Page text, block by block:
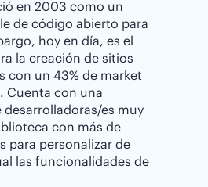
en 2003 como un
de código abierto para
hoy en día, es el
la creación de sitios
con un 43% de market
Cuenta con una
es muy
con más de
para personalizar de
las funcionalidades de